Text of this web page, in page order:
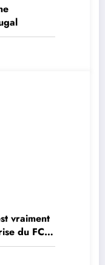
vraiment
du FC